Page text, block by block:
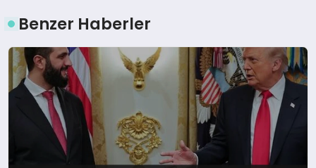
Benzer Haberler